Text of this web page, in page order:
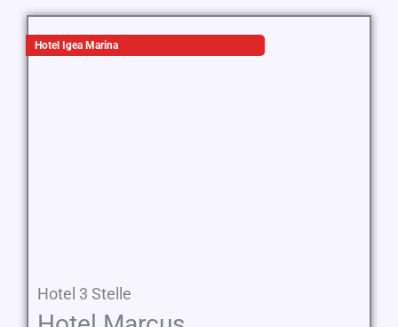
Hotel Igea Marina
Hotel 3 Stelle